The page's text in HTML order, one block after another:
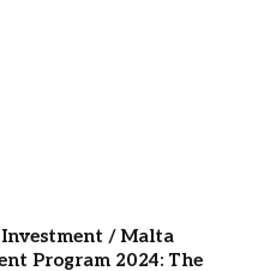
/ Malta
Program 2024: The